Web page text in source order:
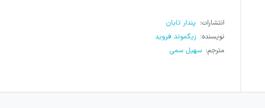
انتشارات: پندار تابان
نویسنده: زیگموند فروید
مترجم: سهیل سمی